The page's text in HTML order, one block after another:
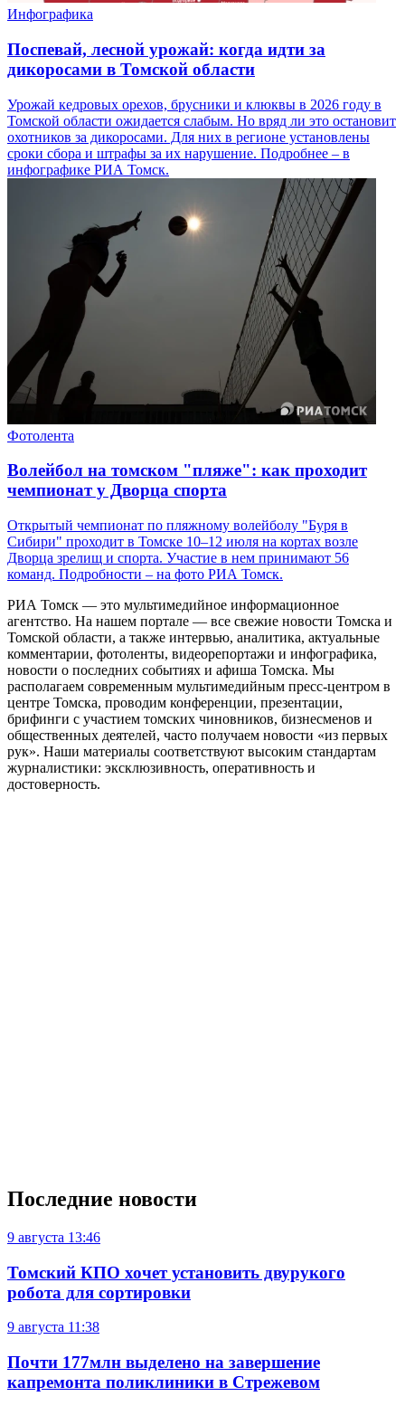
Инфографика
Поспевай, лесной урожай: когда идти за
дикоросами в Томской области
Урожай кедровых орехов, брусники и клюквы в 2026 году в
Томской области ожидается слабым. Но вряд ли это остановит
охотников за дикоросами. Для них в регионе установлены
сроки сбора и штрафы за их нарушение. Подробнее – в
инфографике РИА Томск.
Фотолента
Волейбол на томском "пляже": как проходит
чемпионат у Дворца спорта
Открытый чемпионат по пляжному волейболу "Буря в
Сибири" проходит в Томске 10–12 июля на кортах возле
Дворца зрелищ и спорта. Участие в нем принимают 56
команд. Подробности – на фото РИА Томск.
РИА Томск — это мультимедийное информационное
агентство. На нашем портале — все свежие новости Томска и
Томской области, а также интервью, аналитика, актуальные
комментарии, фотоленты, видеорепортажи и инфографика,
новости о последних событиях и афиша Томска. Мы
располагаем современным мультимедийным пресс-центром в
центре Томска, проводим конференции, презентации,
брифинги с участием томских чиновников, бизнесменов и
общественных деятелей, часто получаем новости «из первых
рук». Наши материалы соответствуют высоким стандартам
журналистики: эксклюзивность, оперативность и
достоверность.
Последние новости
9 августа 13:46
Томский КПО хочет установить двурукого
робота для сортировки
9 августа 11:38
Почти 177млн выделено на завершение
капремонта поликлиники в Стрежевом